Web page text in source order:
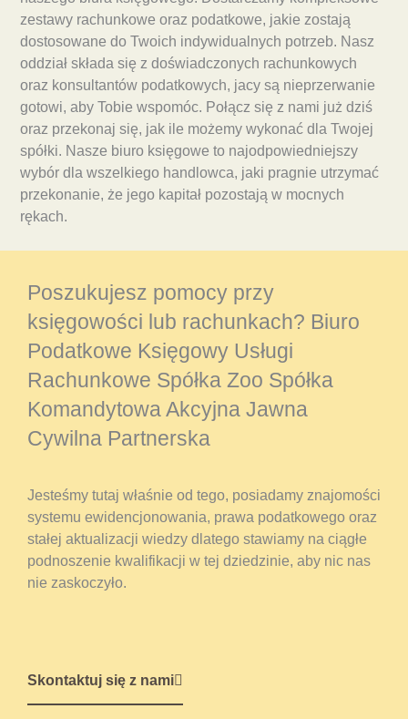
zestawy rachunkowe oraz podatkowe, jakie zostają
dostosowane do Twoich indywidualnych potrzeb. Nasz
oddział składa się z doświadczonych rachunkowych
oraz konsultantów podatkowych, jacy są nieprzerwanie
gotowi, aby Tobie wspomóc. Połącz się z nami już dziś
oraz przekonaj się, jak ile możemy wykonać dla Twojej
spółki. Nasze biuro księgowe to najodpowiedniejszy
wybór dla wszelkiego handlowca, jaki pragnie utrzymać
przekonanie, że jego kapitał pozostają w mocnych
rękach.
Poszukujesz pomocy przy
księgowości lub rachunkach? Biuro
Podatkowe Księgowy Usługi
Rachunkowe Spółka Zoo Spółka
Komandytowa Akcyjna Jawna
Cywilna Partnerska
Jesteśmy tutaj właśnie od tego, posiadamy znajomości
systemu ewidencjonowania, prawa podatkowego oraz
stałej aktualizacji wiedzy dlatego stawiamy na ciągłe
podnoszenie kwalifikacji w tej dziedzinie, aby nic nas
nie zaskoczyło.
Skontaktuj się z nami